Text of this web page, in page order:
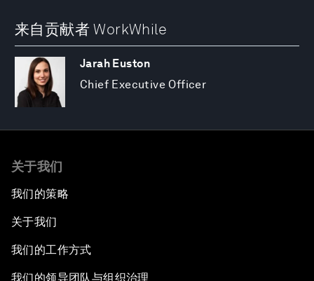
来自贡献者 WorkWhile
Jarah Euston
Chief Executive Officer
关于我们
我们的策略
关于我们
我们的工作方式
我们的领导团队与组织治理